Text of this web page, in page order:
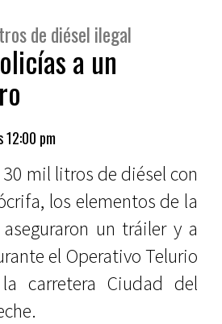
de diésel ilegal
a un
12:00 pm
mil litros de diésel con
los elementos de la
un tráiler y a
el Operativo Telurio
carretera Ciudad del